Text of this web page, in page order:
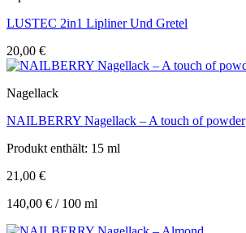
LUSTEC 2in1 Lipliner Und Gretel
20,00 €
Nagellack
NAILBERRY Nagellack – A touch of powder
Produkt enthält: 15 ml
21,00 €
140,00 € / 100 ml